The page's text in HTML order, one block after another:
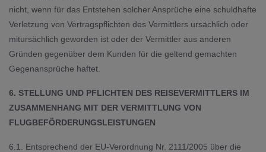
nicht, wenn für das Entstehen solcher Ansprüche eine schuldhafte
Verletzung von Vertragspflichten des Vermittlers ursächlich oder
mitursächlich geworden ist oder der Vermittler aus anderen
Gründen gegenüber dem Kunden für die geltend gemachten
Gegenansprüche haftet.
6. STELLUNG UND PFLICHTEN DES REISEVERMITTLERS IM
ZUSAMMENHANG MIT DER VERMITTLUNG VON
FLUGBEFÖRDERUNGSLEISTUNGEN
6.1. Entsprechend der EU-Verordnung Nr. 2111/2005 über die